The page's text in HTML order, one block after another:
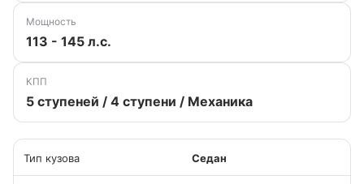
Мощность
113 - 145 л.с.
КПП
5 ступеней / 4 ступени / Механика
Тип кузова Седан